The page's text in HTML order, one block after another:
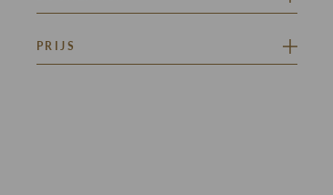
PRIJS